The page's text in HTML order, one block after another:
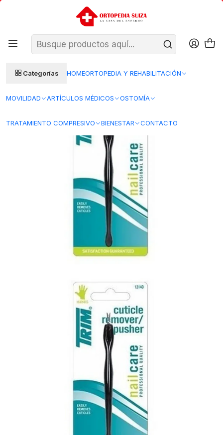
Categorías HOMEORTOPEDIA Y REHABILITACIÓN
MOVILIDAD ARTÍCULOS MÉDICOS OSTOMÍA
TRATAMIENTO COMPRESIVO BIENESTAR CONTACTO
SANTIAGO: ENTREGA AL DÍA HÁBIL SIGUIENTE (L–V)
REGIONES 48–72 HORAS HÁBILES
Bienestar Estética Manicura y Podología
01163 – Removedor de Cutículas - TRIM